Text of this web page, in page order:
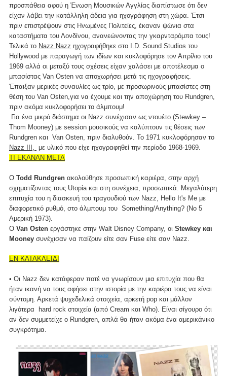
προσπάθεια αφού η Ένωση Μουσικών Αγγλίας διαπίστωσε ότι δεν
είχαν λάβει την κατάλληλη άδεια για ηχογράφηση στη χώρα. Έτσι
πριν επιστρέψουν στις Ηνωμένες Πολιτείες, έκαναν ψώνια στα
καταστήματα του Λονδίνου, ανανεώνοντας την γκαρνταρόμπα τους!
Τελικά το Nazz Nazz ηχογραφήθηκε στο I.D. Sound Studios του
Hollywood με παραγωγή των ιδίων και κυκλοφόρησε τον Απρίλιο του
1969 αλλά οι μεταξύ τους σχέσεις είχαν χαλάσει με αποτέλεσμα ο
μπασίστας Van Osten να αποχωρήσει μετά τις ηχογραφήσεις.
Έπαιξαν μερικές συναυλίες ως τρίο, με προσωρινούς μπασίστες στη
θέση του Van Osten,για να έχουμε και την αποχώρηση του Rundgren,
πριν ακόμα κυκλοφορήσει το άλμπουμ!
Για ένα μικρό διάστημα οι Nazz συνέχισαν ως ντουέτο (Stewkey –
Thom Mooney) με session μουσικούς να καλύπτουν τις θέσεις των
Rundgren και Van Osten, πριν διαλυθούν. Το 1971 κυκλοφόρησαν το
Nazz III, με υλικό που είχε ηχογραφηθεί την περίοδο 1968-1969.
ΤΙ ΕΚΑΝΑΝ ΜΕΤΑ
Ο Todd Rundgren ακολούθησε προσωπική καριέρα, στην αρχή
σχηματίζοντας τους Utopia και στη συνέχεια, προσωπικά. Μεγαλύτερη
επιτυχία του η διασκευή του τραγουδιού των Nazz, Hello It's Me με
διαφορετικό ρυθμό, στο άλμπουμ του Something/Anything? (Νο 5
Αμερική 1973).
Ο Van Osten εργάστηκε στην Walt Disney Company, οι Stewkey και
Mooney συνέχισαν να παίζουν είτε σαν Fuse είτε σαν Nazz.
ΕΝ ΚΑΤΑΚΛΕΙΔΙ
• Οι Nazz δεν κατάφεραν ποτέ να γνωρίσουν μια επιτυχία που θα
ήταν ικανή να τους αφήσει στην ιστορία με την καριέρα τους να είναι
σύντομη. Αρκετά ψυχεδελικά στοιχεία, αρκετή pop και μάλλον
λιγότερα hard rock στοιχεία (από Cream και Who). Είναι σίγουρο ότι
αν δεν συμμετείχε ο Rundgren, απλά θα ήταν ακόμα ένα αμερικάνικο
συγκρότημα.